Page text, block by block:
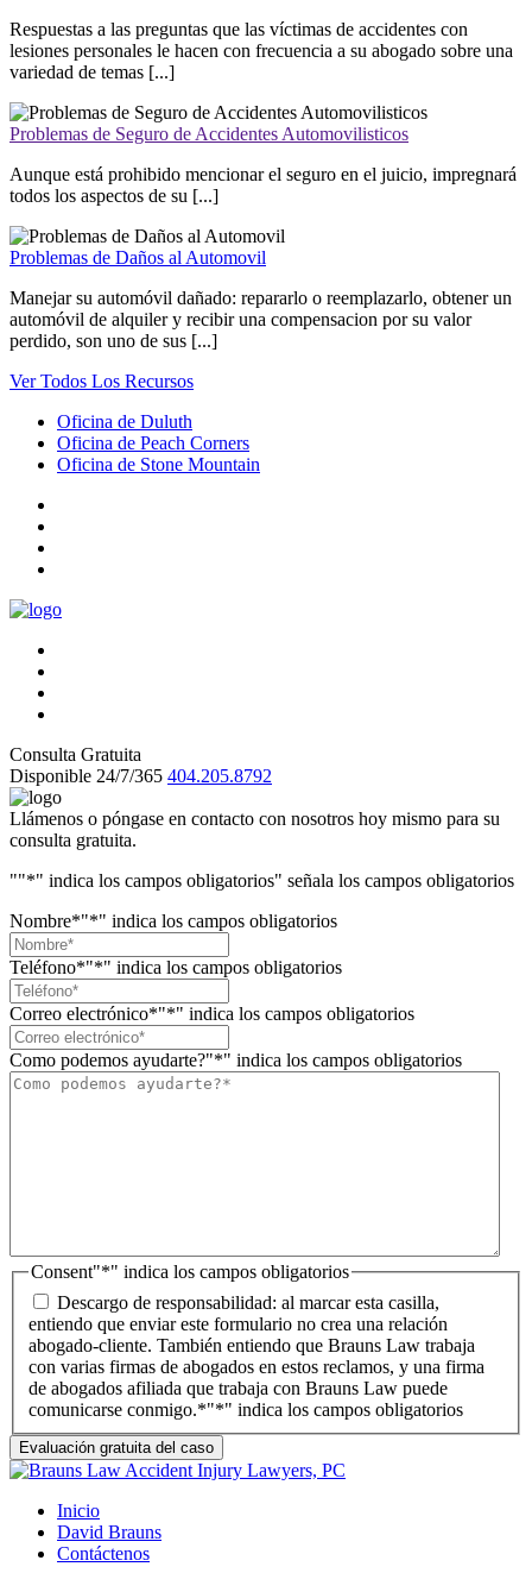
Respuestas a las preguntas que las víctimas de accidentes con
lesiones personales le hacen con frecuencia a su abogado sobre una
variedad de temas [...]
Problemas de Seguro de Accidentes Automovilisticos
Aunque está prohibido mencionar el seguro en el juicio, impregnará
todos los aspectos de su [...]
Problemas de Daños al Automovil
Manejar su automóvil dañado: repararlo o reemplazarlo, obtener un
automóvil de alquiler y recibir una compensacion por su valor
perdido, son uno de sus [...]
Ver Todos Los Recursos
Oficina de Duluth
Oficina de Peach Corners
Oficina de Stone Mountain
Consulta Gratuita
Disponible 24/7/365 404.205.8792
Llámenos o póngase en contacto con nosotros hoy mismo para su
consulta gratuita.
""*" indica los campos obligatorios" señala los campos obligatorios
Nombre*"*" indica los campos obligatorios
Teléfono*"*" indica los campos obligatorios
Correo electrónico*"*" indica los campos obligatorios
Como podemos ayudarte?"*" indica los campos obligatorios
Consent"*" indica los campos obligatorios
Descargo de responsabilidad: al marcar esta casilla,
entiendo que enviar este formulario no crea una relación
abogado-cliente. También entiendo que Brauns Law trabaja
con varias firmas de abogados en estos reclamos, y una firma
de abogados afiliada que trabaja con Brauns Law puede
comunicarse conmigo.*"*" indica los campos obligatorios
Inicio
David Brauns
Contáctenos